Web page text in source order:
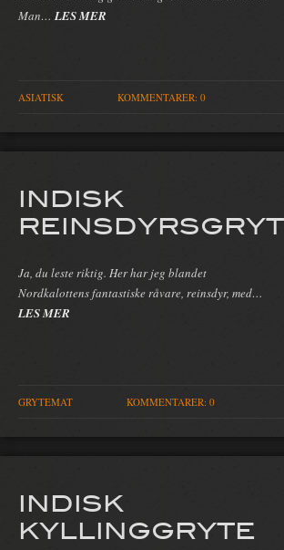
Man… LES MER
ASIATISK KOMMENTARER: 0
INDISK
Ja, du leste riktig. Her har jeg blandet
Nordkalottens fantastiske råvare, reinsdyr, med…
LES MER
GRYTEMAT KOMMENTARER: 0
INDISK
KYLLINGGRYTE